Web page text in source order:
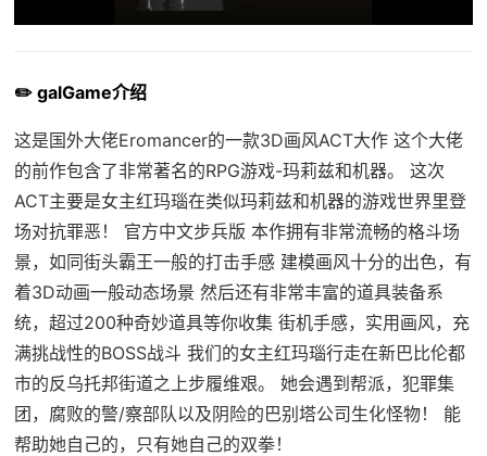
✏️ galGame介绍
这是国外大佬Eromancer的一款3D画风ACT大作 这个大佬
的前作包含了非常著名的RPG游戏-玛莉兹和机器。 这次
ACT主要是女主红玛瑙在类似玛莉兹和机器的游戏世界里登
场对抗罪恶！ 官方中文步兵版 本作拥有非常流畅的格斗场
景，如同街头霸王一般的打击手感 建模画风十分的出色，有
着3D动画一般动态场景 然后还有非常丰富的道具装备系
统，超过200种奇妙道具等你收集 街机手感，实用画风，充
满挑战性的BOSS战斗 我们的女主红玛瑙行走在新巴比伦都
市的反乌托邦街道之上步履维艰。 她会遇到帮派，犯罪集
团，腐败的警/察部队以及阴险的巴别塔公司生化怪物！ 能
帮助她自己的，只有她自己的双拳！